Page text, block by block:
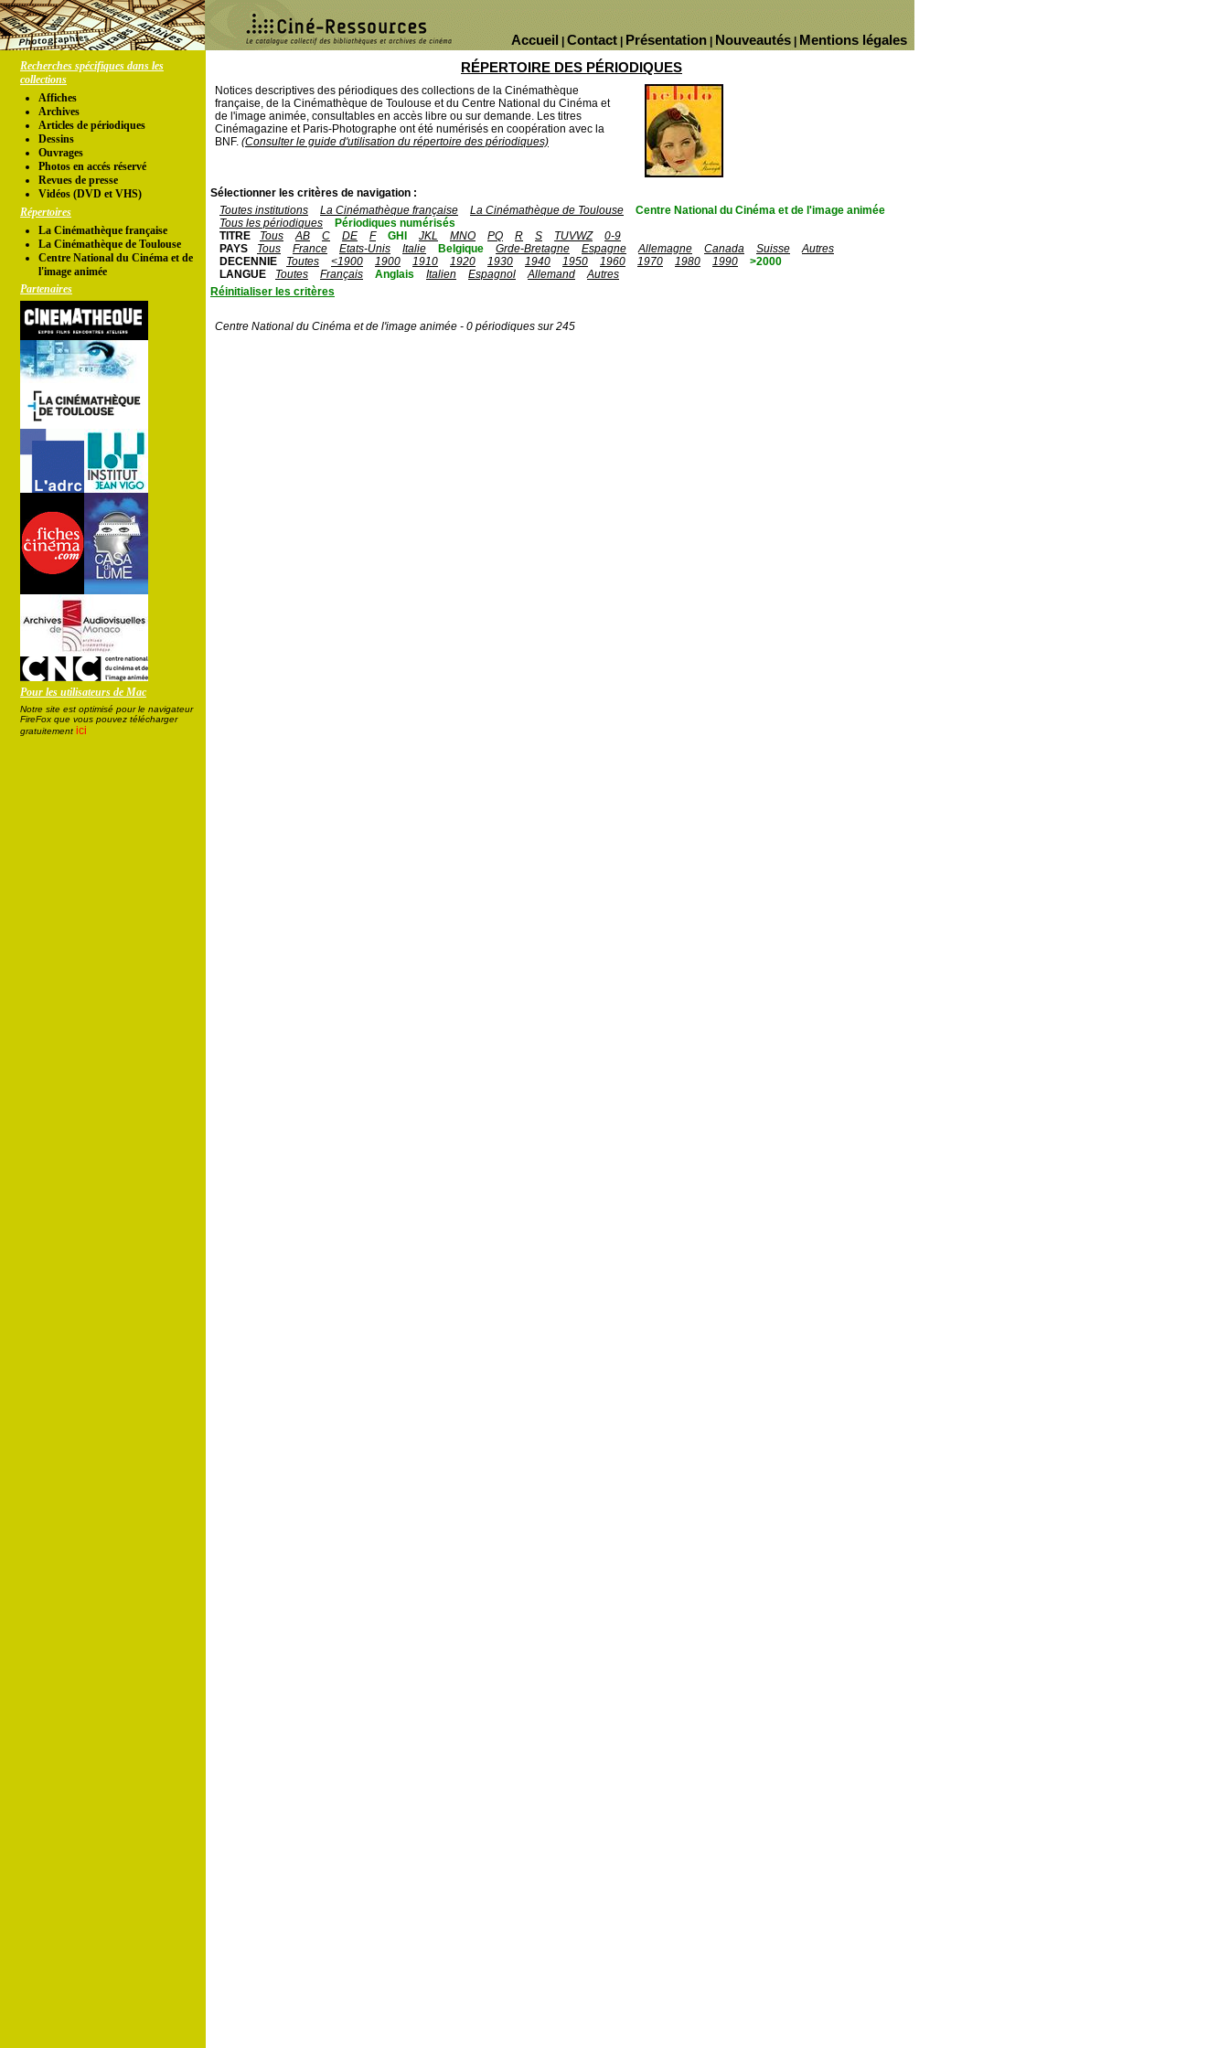
Mentions légales
Nouveautés
Présentation
Contact
Accueil
Recherches spécifiques dans les
collections
Affiches
Archives
Articles de périodiques
Dessins
Ouvrages
Photos en accés réservé
Revues de presse
Vidéos (DVD et VHS)
Répertoires
La Cinémathèque française
La Cinémathèque de Toulouse
Centre National du Cinéma et de
l'image animée
Partenaires
Pour les utilisateurs de Mac
Notre site est optimisé pour le navigateur
FireFox que vous pouvez télécharger
gratuitement ici
RÉPERTOIRE DES PÉRIODIQUES
Notices descriptives des périodiques des collections de la Cinémathèque
française, de la Cinémathèque de Toulouse et du Centre National du Cinéma et
de l'image animée, consultables en accès libre ou sur demande. Les titres
Cinémagazine et Paris-Photographe ont été numérisés en coopération avec la
BNF. (Consulter le guide d'utilisation du répertoire des périodiques)
Sélectionner les critères de navigation :
Toutes institutions
La Cinémathèque française La Cinémathèque de Toulouse
Centre National du Cinéma et de l'image animée
Tous les périodiques
Périodiques numérisés
TITRE
Tous AB C DE F GHI JKL MNO PQ R S TUVWZ
0-9
PAYS
Tous France Etats-Unis Italie Belgique Grde-Bretagne Espagne Allemagne Canada Suisse
Autres
DECENNIE
Toutes <1900 1900 1910 1920 1930 1940 1950 1960 1970 1980 1990
>2000
LANGUE
Toutes Français Anglais Italien Espagnol Allemand
Autres
Réinitialiser les critères
Centre National du Cinéma et de l'image animée - 0 périodiques sur 245